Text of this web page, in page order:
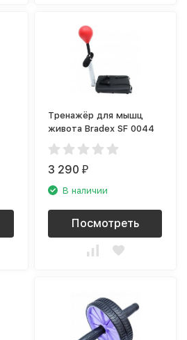
Тренажёр для мышц
живота Bradex SF 0044
3 290₽
В наличии
Посмотреть